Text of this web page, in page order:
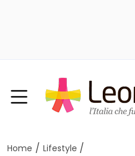
Home / Lifestyle /